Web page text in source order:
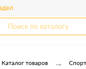
Поиск по каталогу
Каталог товаров →